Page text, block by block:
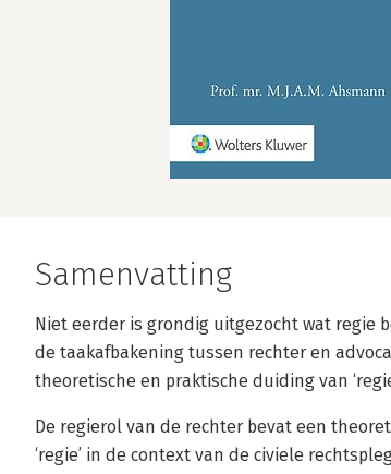
Samenvatting
Niet eerder is grondig uitgezocht wat regie
de taakafbakening tussen rechter en
theoretische en praktische duiding van
De regierol van de rechter bevat een
‘regie’ in de context van de civiele